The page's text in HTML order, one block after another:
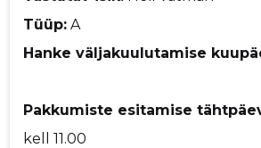
Tüüp: A
Hanke väljakuulutamise
Pakkumiste esitamise
kell 11.00